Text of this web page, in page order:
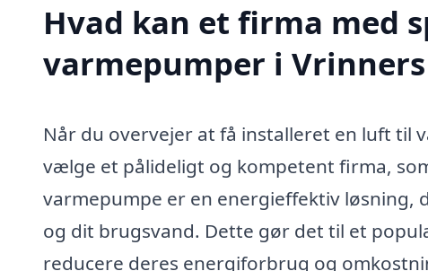
Hvad kan et firma med
varmepumper i
Når du overvejer at få installeret en luft til
vælge et pålideligt og kompetent firma,
varmepumpe er en energieffektiv
og dit brugsvand. Dette gør det til et
reducere deres energiforbrug og